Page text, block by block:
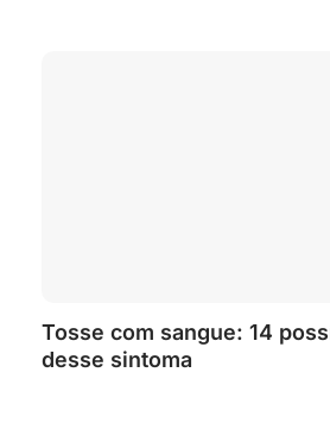
Tosse com sangue: 14
desse sintoma